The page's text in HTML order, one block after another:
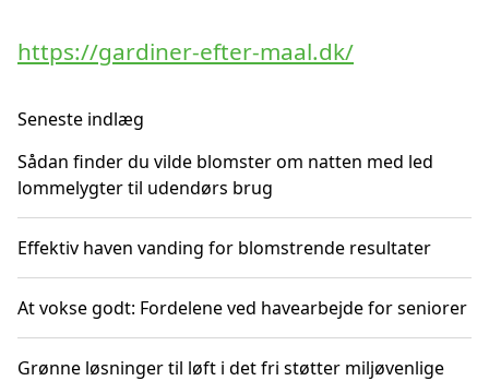
https://gardiner-efter-maal.dk/
Seneste indlæg
Sådan finder du vilde blomster om natten med led
lommelygter til udendørs brug
Effektiv haven vanding for blomstrende resultater
At vokse godt: Fordelene ved havearbejde for seniorer
Grønne løsninger til løft i det fri støtter miljøvenlige